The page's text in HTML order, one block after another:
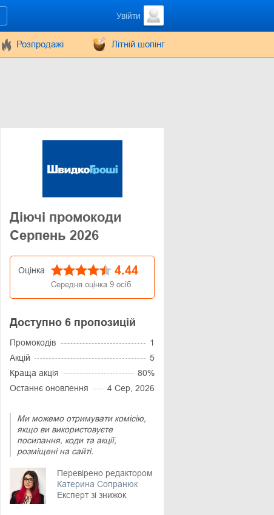
Увійти
Розпродажі Літній шопінг
Діючі промокоди
Серпень 2026
Оцінка 4.44
Середня оцінка 9 осіб
Доступно 6 пропозицій
Промокодів
1
Акцій
5
Краща акція
80%
Останнє оновлення
4 Сер, 2026
Ми можемо отримувати комісію,
якщо ви використовуєте
посилання, коди та акції,
розміщені на сайті.
Перевірено редактором
Катерина Сопранюк
Експерт зі знижок